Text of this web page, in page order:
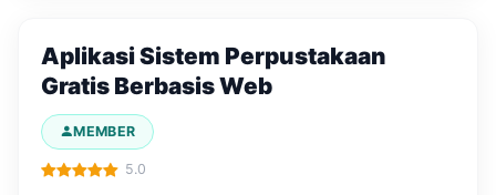
Aplikasi Sistem Perpustakaan
Gratis Berbasis Web
MEMBER
5.0